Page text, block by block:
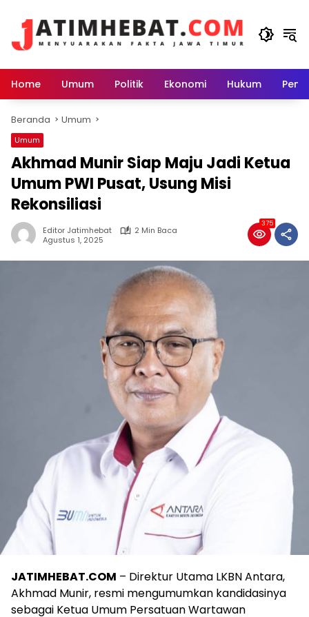
Home Umum Politik Ekonomi Hukum
Beranda Umum
Umum
Akhmad Munir Siap Maju Jadi Ketua
Umum PWI Pusat, Usung Misi
Rekonsiliasi
Editor Jatimhebat
2 Min Baca
Agustus 1, 2025
375
JATIMHEBAT.COM – Direktur Utama LKBN Antara,
Akhmad Munir, resmi mengumumkan kandidasinya
sebagai Ketua Umum Persatuan Wartawan